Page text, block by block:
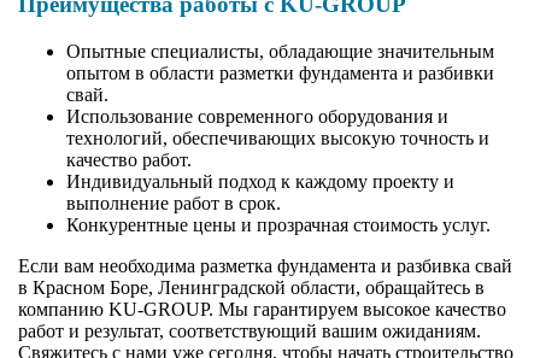
Опытные специалисты, обладающие значительным
опытом в области разметки фундамента и разбивки
свай.
Использование современного оборудования и
технологий, обеспечивающих высокую точность и
качество работ.
Индивидуальный подход к каждому проекту и
выполнение работ в срок.
Конкурентные цены и прозрачная стоимость услуг.
Если вам необходима разметка фундамента и разбивка свай
в Красном Боре, Ленинградской области, обращайтесь в
компанию KU-GROUP. Мы гарантируем высокое качество
работ и результат, соответствующий вашим ожиданиям.
Свяжитесь с нами уже сегодня, чтобы начать строительство